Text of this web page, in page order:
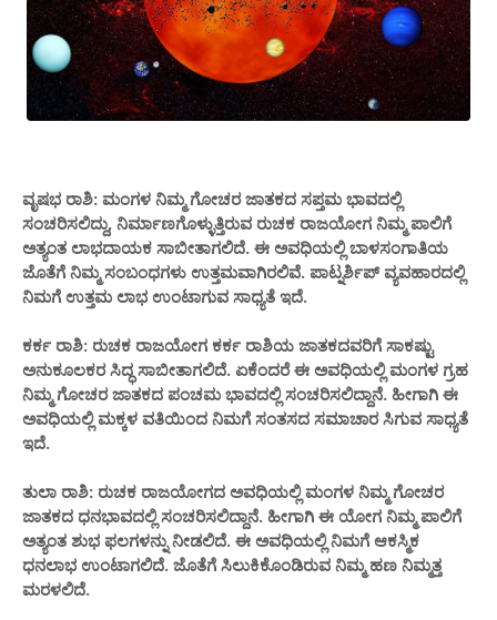
ವೃಷಭ ರಾಶಿ: ಮಂಗಳ ನಿಮ್ಮ ಗೋಚರ ಜಾತಕದ ಸಪ್ತಮ ಭಾವದಲ್ಲಿ
ಸಂಚರಿಸಲಿದ್ದು, ನಿರ್ಮಾಣಗೊಳ್ಳುತ್ತಿರುವ ರುಚಕ ರಾಜಯೋಗ ನಿಮ್ಮ ಪಾಲಿಗೆ
ಅತ್ಯಂತ ಲಾಭದಾಯಕ ಸಾಬೀತಾಗಲಿದೆ. ಈ ಅವಧಿಯಲ್ಲಿ ಬಾಳಸಂಗಾತಿಯ
ಜೊತೆಗೆ ನಿಮ್ಮ ಸಂಬಂಧಗಳು ಉತ್ತಮವಾಗಿರಲಿವೆ. ಪಾಟ್ನರ್ಶಿಪ್ ವ್ಯವಹಾರದಲ್ಲಿ
ನಿಮಗೆ ಉತ್ತಮ ಲಾಭ ಉಂಟಾಗುವ ಸಾಧ್ಯತೆ ಇದೆ.
ಕರ್ಕ ರಾಶಿ: ರುಚಕ ರಾಜಯೋಗ ಕರ್ಕ ರಾಶಿಯ ಜಾತಕದವರಿಗೆ ಸಾಕಷ್ಟು
ಅನುಕೂಲಕರ ಸಿದ್ಧ ಸಾಬೀತಾಗಲಿದೆ. ಏಕೆಂದರೆ ಈ ಅವಧಿಯಲ್ಲಿ ಮಂಗಳ ಗ್ರಹ
ನಿಮ್ಮ ಗೋಚರ ಜಾತಕದ ಪಂಚಮ ಭಾವದಲ್ಲಿ ಸಂಚರಿಸಲಿದ್ದಾನೆ. ಹೀಗಾಗಿ ಈ
ಅವಧಿಯಲ್ಲಿ ಮಕ್ಕಳ ವತಿಯಿಂದ ನಿಮಗೆ ಸಂತಸದ ಸಮಾಚಾರ ಸಿಗುವ ಸಾಧ್ಯತೆ
ಇದೆ.
ತುಲಾ ರಾಶಿ: ರುಚಕ ರಾಜಯೋಗದ ಅವಧಿಯಲ್ಲಿ ಮಂಗಳ ನಿಮ್ಮ ಗೋಚರ
ಜಾತಕದ ಧನಭಾವದಲ್ಲಿ ಸಂಚರಿಸಲಿದ್ದಾನೆ. ಹೀಗಾಗಿ ಈ ಯೋಗ ನಿಮ್ಮ ಪಾಲಿಗೆ
ಅತ್ಯಂತ ಶುಭ ಫಲಗಳನ್ನು ನೀಡಲಿದೆ. ಈ ಅವಧಿಯಲ್ಲಿ ನಿಮಗೆ ಆಕಸ್ಮಿಕ
ಧನಲಾಭ ಉಂಟಾಗಲಿದೆ. ಜೊತೆಗೆ ಸಿಲುಕಿಕೊಂಡಿರುವ ನಿಮ್ಮ ಹಣ ನಿಮ್ಮತ್ತ
ಮರಳಲಿದೆ.